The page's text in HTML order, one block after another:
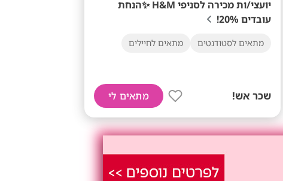
יועצי/ות מכירה לסניפי H&M ✨הנחת
עובדים 20%!
מתאים לסטודנטים מתאים לחיילים
שכר אש! מתאים לי